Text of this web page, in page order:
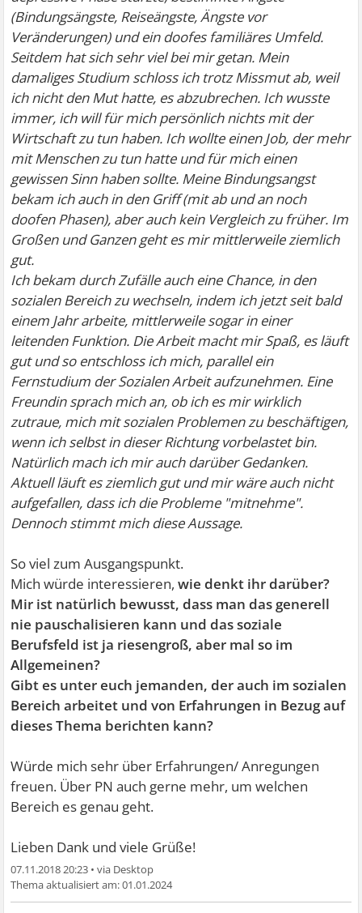
(Bindungsängste, Reiseängste, Ängste vor
Veränderungen) und ein doofes familiäres Umfeld.
Seitdem hat sich sehr viel bei mir getan. Mein
damaliges Studium schloss ich trotz Missmut ab, weil
ich nicht den Mut hatte, es abzubrechen. Ich wusste
immer, ich will für mich persönlich nichts mit der
Wirtschaft zu tun haben. Ich wollte einen Job, der mehr
mit Menschen zu tun hatte und für mich einen
gewissen Sinn haben sollte. Meine Bindungsangst
bekam ich auch in den Griff (mit ab und an noch
doofen Phasen), aber auch kein Vergleich zu früher. Im
Großen und Ganzen geht es mir mittlerweile ziemlich
gut.
Ich bekam durch Zufälle auch eine Chance, in den
sozialen Bereich zu wechseln, indem ich jetzt seit bald
einem Jahr arbeite, mittlerweile sogar in einer
leitenden Funktion. Die Arbeit macht mir Spaß, es läuft
gut und so entschloss ich mich, parallel ein
Fernstudium der Sozialen Arbeit aufzunehmen. Eine
Freundin sprach mich an, ob ich es mir wirklich
zutraue, mich mit sozialen Problemen zu beschäftigen,
wenn ich selbst in dieser Richtung vorbelastet bin.
Natürlich mach ich mir auch darüber Gedanken.
Aktuell läuft es ziemlich gut und mir wäre auch nicht
aufgefallen, dass ich die Probleme "mitnehme".
Dennoch stimmt mich diese Aussage.
So viel zum Ausgangspunkt.
Mich würde interessieren,wie denkt ihr darüber?
Mir ist natürlich bewusst, dass man das generell
nie pauschalisieren kann und das soziale
Berufsfeld ist ja riesengroß, aber mal so im
Allgemeinen?
Gibt es unter euch jemanden, der auch im sozialen
Bereich arbeitet und von Erfahrungen in Bezug auf
dieses Thema berichten kann?
Würde mich sehr über Erfahrungen/ Anregungen
freuen. Über PN auch gerne mehr, um welchen
Bereich es genau geht.
Lieben Dank und viele Grüße!
07.11.2018 20:23 •
01.01.2024